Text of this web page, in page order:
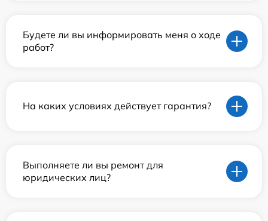
Будете ли вы информировать меня о ходе
работ?
На каких условиях действует гарантия?
Выполняете ли вы ремонт для
юридических лиц?